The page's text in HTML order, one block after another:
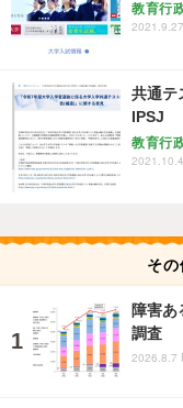
教育行
共通テ
IPSJ
教育行
そ
障害
調査
2026.8.7